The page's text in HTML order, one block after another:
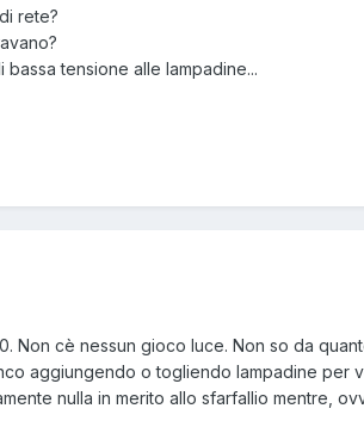
rete?
tensione alle lampadine...
Non cè nessun gioco luce. Non so da
aggiungendo o togliendo lampadine
nulla in merito allo sfarfallio mentre,